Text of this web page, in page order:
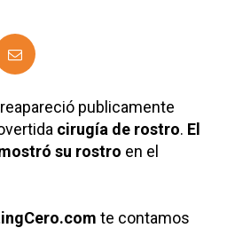
reapareció publicamente
cirugía de rostro. El
su rostro en el
te contamos